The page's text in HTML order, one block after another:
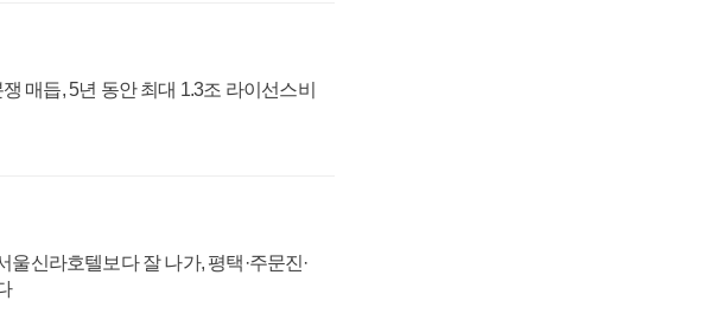
매듭, 5년 동안 최대 1.3조 라이선스비
울신라호텔보다 잘 나가, 평택·주문진·